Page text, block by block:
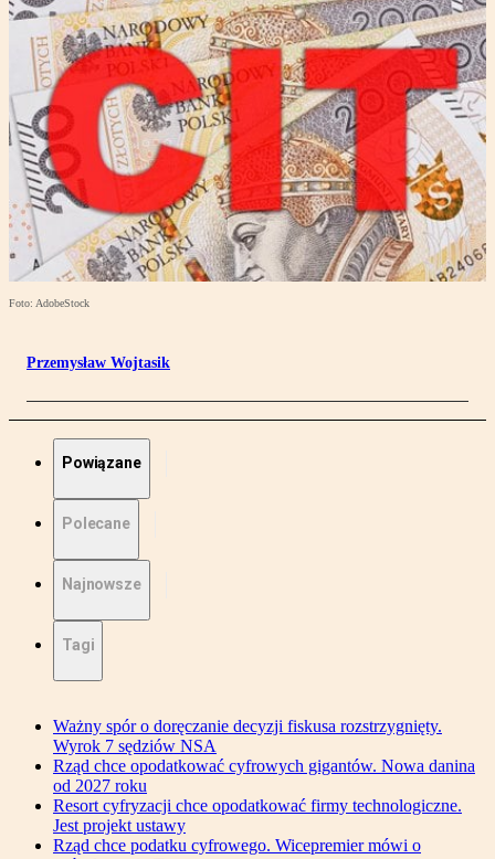
Foto: AdobeStock
Przemysław Wojtasik
Powiązane
Polecane
Najnowsze
Tagi
Ważny spór o doręczanie decyzji fiskusa rozstrzygnięty.
Wyrok 7 sędziów NSA
Rząd chce opodatkować cyfrowych gigantów. Nowa danina
od 2027 roku
Resort cyfryzacji chce opodatkować firmy technologiczne.
Jest projekt ustawy
Rząd chce podatku cyfrowego. Wicepremier mówi o